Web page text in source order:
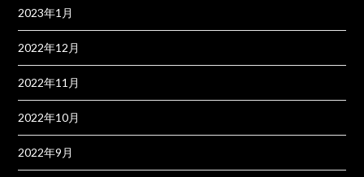
2023年1月
2022年12月
2022年11月
2022年10月
2022年9月